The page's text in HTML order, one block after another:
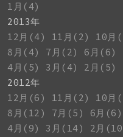
1月(4)
2013年
12月(4)
11月(2) 10月
8月(4)
7月(2) 6月(6)
4月(5)
3月(4) 2月(5)
2012年
12月(6)
11月(2) 10月
8月(12)
7月(5) 6月(6)
4月(9)
3月(14) 2月